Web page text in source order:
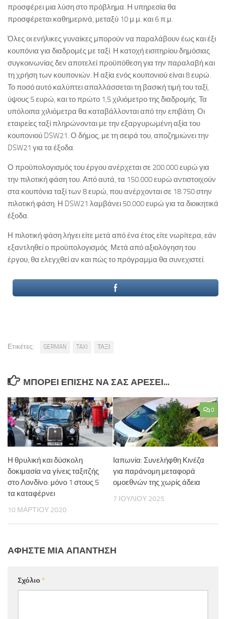
προσφέρει μια λύση στο πρόβλημα. Η υπηρεσία θα
προσφέρεται καθημερινά, μεταξύ 10 μ.μ. και 6 π.μ.
Όλες οι ενήλικες γυναίκες μπορούν να παραλάβουν έως και έξι
κουπόνια για διαδρομές με ταξί. Η κατοχή εισιτηρίου δημόσιας
συγκοινωνίας δεν αποτελεί προϋπόθεση για την παραλαβή και
τη χρήση των κουπονιών. Η αξία ενός κουπονιού είναι 8 ευρώ.
Το ποσό αυτό καλύπτει απαλλάσσεται τη βασική τιμή του ταξί,
ύψους 5 ευρώ, και το πρώτο 1,5 χιλιόμετρο της διαδρομής. Τα
υπόλοιπα χιλιόμετρα θα καταβάλλονται από την επιβάτη. Οι
εταιρείες ταξί πληρώνονται με την εξαργυρωμένη αξία του
κουπονιού DSW21. Ο δήμος, με τη σειρά του, αποζημιώνει την
DSW21 για τα έξοδα.
Ο προϋπολογισμός του έργου ανέρχεται σε 200.000 ευρώ για
την πιλοτική φάση του. Από αυτά, τα 150.000 ευρώ αντιστοιχούν
στα κουπόνια ταξί των 8 ευρώ, που ανέρχονται σε 18.750 στην
πιλοτική φάση. Η DSW21 λαμβάνει 50.000 ευρώ για τα διοικητικά
έξοδα.
Η πιλοτική φάση λήγει είτε μετά από ένα έτος είτε νωρίτερα, εάν
εξαντληθεί ο προϋπολογισμός. Μετά από αξιολόγηση του
έργου, θα ελεγχθεί αν και πώς το πρόγραμμα θα συνεχιστεί.
Ετικέτες: GERMAN TAXI ΤΑΞΙ
ΜΠΟΡΕΊ ΕΠΊΣΗΣ ΝΑ ΣΑΣ ΑΡΈΣΕΙ...
Η θρυλική και δύσκολη
δοκιμασία να γίνεις ταξιτζής
στο Λονδίνο: μόνο 1 στους 5
τα καταφέρνει
10 ΜΑΡΤΊΟΥ 2020
0
Ιαπωνία: Συνελήφθη Κινέζα
για παράνομη μεταφορά
ομοεθνών της χωρίς άδεια
7 ΙΟΥΛΊΟΥ 2025
ΑΦΉΣΤΕ ΜΙΑ ΑΠΆΝΤΗΣΗ
Σχόλιο *